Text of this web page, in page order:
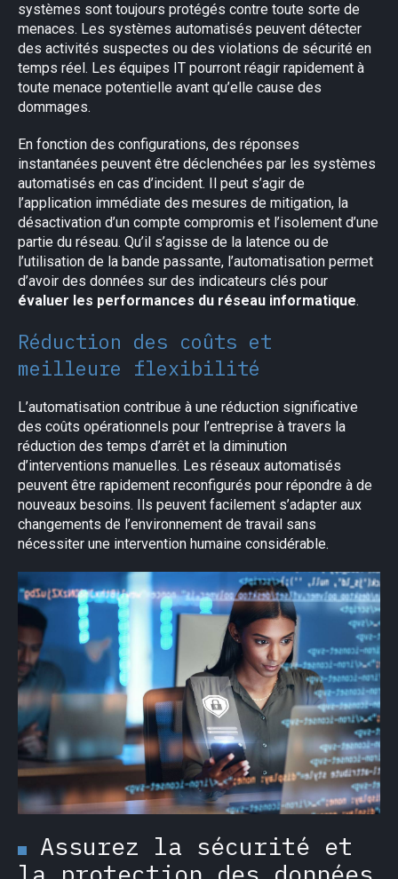
systèmes sont toujours protégés contre toute sorte de
menaces. Les systèmes automatisés peuvent détecter
des activités suspectes ou des violations de sécurité en
temps réel. Les équipes IT pourront réagir rapidement à
toute menace potentielle avant qu’elle cause des
dommages.
En fonction des configurations, des réponses
instantanées peuvent être déclenchées par les systèmes
automatisés en cas d’incident. Il peut s’agir de
l’application immédiate des mesures de mitigation, la
désactivation d’un compte compromis et l’isolement d’une
partie du réseau. Qu’il s’agisse de la latence ou de
l’utilisation de la bande passante, l’automatisation permet
d’avoir des données sur des indicateurs clés pour
évaluer les performances du réseau informatique.
Réduction des coûts et
meilleure flexibilité
L’automatisation contribue à une réduction significative
des coûts opérationnels pour l’entreprise à travers la
réduction des temps d’arrêt et la diminution
d’interventions manuelles. Les réseaux automatisés
peuvent être rapidement reconfigurés pour répondre à de
nouveaux besoins. Ils peuvent facilement s’adapter aux
changements de l’environnement de travail sans
nécessiter une intervention humaine considérable.
Assurez la sécurité et